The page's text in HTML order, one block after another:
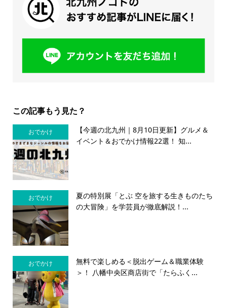
この記事もう見た？
おでかけ
【今週の北九州｜8月10日更新】グルメ＆
イベント＆おでかけ情報22選！ 知...
おでかけ
夏の特別展「とぶ 空を旅する生きものたち
の大冒険」を学芸員が徹底解説！...
おでかけ
無料で楽しめる＜脱出ゲーム＆職業体験
＞！ 八幡中央区商店街で「たらふく...